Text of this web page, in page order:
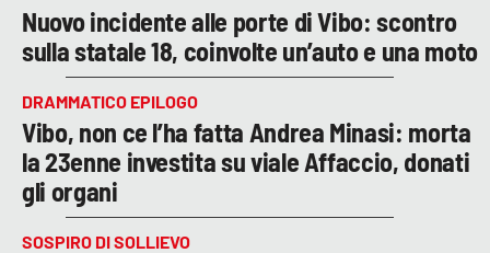
Nuovo incidente alle porte di Vibo: scontro
sulla statale 18, coinvolte un’auto e una moto
DRAMMATICO EPILOGO
Vibo, non ce l’ha fatta Andrea Minasi: morta
la 23enne investita su viale Affaccio, donati
gli organi
SOSPIRO DI SOLLIEVO